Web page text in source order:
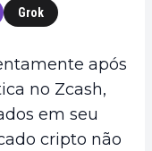
Grok
após
no Zcash,
em seu
cripto não